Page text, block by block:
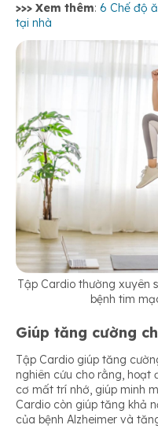
>>> Xem thêm: 6 Chế độ
tại nhà
Tập Cardio thường xuyên
bệnh tim
Giúp tăng cường
Tập Cardio giúp tăng
nghiên cứu cho rằng,
cơ mất trí nhớ, giúp minh
Cardio còn giúp tăng khả
của bệnh Alzheimer và